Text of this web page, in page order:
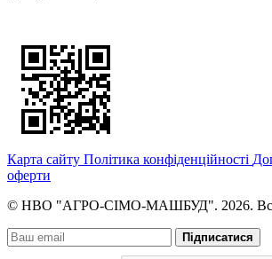
Карта сайту Політика конфіденційності
оферти
© НВО "АГРО-СІМО-МАШБУД". 2026. Всі
Підписатися